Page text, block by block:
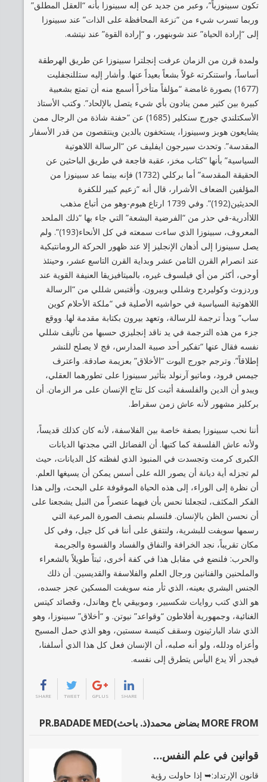
تكون سبينوزياً”، وعبر من جديد عن إله سبينوزا بأنه “العقل المطلق”
وربما تسرب شيء من “نزعة المحافظة على الذات” عند سبينوزا
إلى “إرادة الحياة” عند شوبنهور، و “إرادة القوة” عند نيتشه.
ولمدة قرن من الزمان عرفت إنجلترا سبينوزا عن طريق الهرطقة
أساساً، واستنكرته غولاً بشعاً بعيداً عنها. وأشار إليه ستللنجفليت
(1677) بصورة غامضة “مؤلفاً متأخراً أسمع منه أن تمتع بشعبية
كبيرة بين كثير ممن ينادون بأي شيء يتصل بالإلحاد”. وكتب الأستاذ
الأسكتلندي جورج سنكلير (1685) عن “حفنة شاذة من الرجال ممن
يشايعون هوبز وسبينوزا، يستخفون بالدين وينتقصون من قدر الأسفار
المقدسة”. وتحدث سيرجون ايفليف عن “الرسالة اللاهوتية
السياسية” بأنها “كتاب مخز، عقبة فاجعة في طريق الباحثين عن
الحقيقة المقدسة” أما بركلي (1732) فإنه بينما عد سبينوزا من
المؤلفين الضعاف الأشرار، قال أنه “زعيم كبير للكفرة
الحديثين(192)”. وفي 1739 ارتاع هيوم-وهو من أتباع مذهب
اللاأدرية-في حذر من “الفرضية البشعة” التي جاء بها “ذلك الملحد
المعروف، سبينوزا الذي ساءت سمعته في كل الأنحاء(193)”. ولم
يصل سبينوزا إلى أذهان الإنجليز إلا عند ظهور الحركة الرومانتيكية
عند انصرام القرن الثامن عشر وبداية القرن التاسع عشر، وحينئذ
أوحى، أكثر من أي فيلسوف غيره، بالميتافيزيقا العنيفة القوية عند
وردزوث وكوليردج وشللي وبيرون. وأقتبس شللي من “الرسالة
اللاهوتية السياسية في حواشيه الأصلية في “ملكة الأحلام كوين
ساب” وبدأ ترجمة للرسالة، وتعهد بيرون بكتابة مقدمة لها. ووقع
جزء من هذه الترجمة في يد ناقد إنجليزي حسبها من تأليف شللي
نفسه فقال عنها “تفكير أحد صبية المدارس، فج لا يصلح للنشر
إطلاقاً”. وترجم جورج اليوت “الأخلاق” بعزيمة صادقة. واعترف
جيمس فرود، وماتيو آرنولد بتأثير سبينوزا على تطورهما العقلي،
ويبدو أن الدين والفلسفة أثبت كل نتاج الإنسان على مر الزمان. أن
بركليز مشهور لأنه عاش زمن سقراط.
أننا نحب سبينوزا بصفة خاصة بين الفلاسفة، لأنه كان كذلك قديساً،
ولأنه عاش الفلسفة كما كتبها. أن الفضائل التي مجدتها الديانات
الكبرى كرمت وتجسدت في المنبوذ الذي لفظته كل الديانات، حيث
لم تجزله أية ديانة أن يصور الله على أسس يمكن أن يسيغها العلم.
أن نظرة إلى الوراء، إلى هذه الحياة الموقوفة على البحث، وإلى هذا
الفكر المكثف، لتجعلنا نحس بأن فيهما عنصراً من النبل يشجعنا على
أن نحسن الظن بالإنسان. فلنسلم بنصف الصورة المرعبة التي
رسمها سويفت للبشرية، ولنتفق على أننا في كل جيل، وفي كل
مكان تقريباً، نجد الخرافة والنفاق والفساد والقسوة والجريمة
والحرب: فلنضع في مقابل هذا في كفة أخرى، ثبتاً طويلاً بالشعراء
والملحنين والفنانين ورجال العلم والفلاسفة والقديسين. أن ذلك
الجنس البشري بعينه، الذي ثأر منه سويفت المسكين عجز جسده،
هو الذي كتب روايات شكسبير، وموبيقي باخ وهاندل، وقصائد كيتس
الغنائية، وجمهورية أفلاطون “وقواعد” نيوتن. و “أخلاق” سبينوزا، وهو
الذي شاد البارثينون وسقف كنيسة سستين، وهو الذي حمل المسيح
وأعزاه ودلله، ولو أنه صلبه، أن الإنسان فعل كل هذا الذي أسلفنا،
فيجدر ألا يدع اليأس يتطرق إلى نفسه.
SHARE TWEET GPLUS SHARE
MORE FROM بضاض محمد(ذ. باحث)PR.BADADE MED
قوانين في علم النفس…
قانون الإرتداد:➥ إذا حاولت رؤية